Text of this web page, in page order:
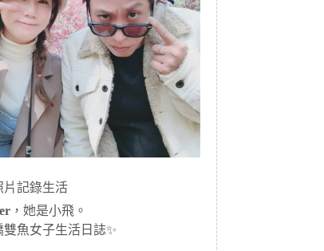
片記錄生活
，她是小飛。
魚女子生活日誌✨